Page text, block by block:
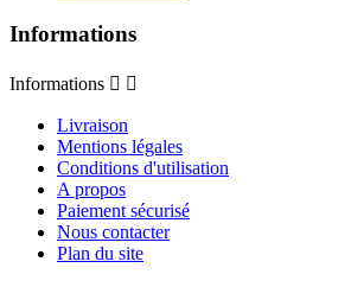
Informations
Informations  
Livraison
Mentions légales
Conditions d'utilisation
A propos
Paiement sécurisé
Nous contacter
Plan du site